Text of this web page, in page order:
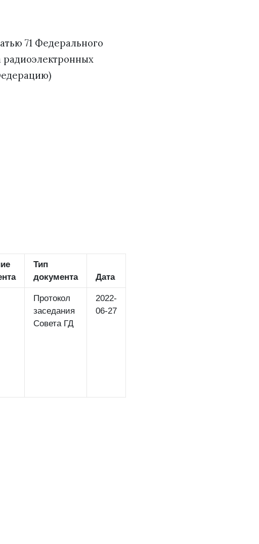
71 Федерального
радиоэлектронных
Тип
документа
Дата
Протокол
заседания
Совета ГД
2022-
06-27